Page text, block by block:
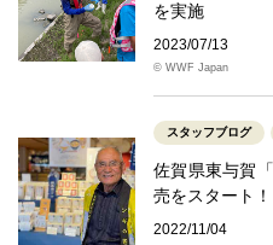
を実施
2023/07/13
© WWF Japan
スタッフブログ
佐賀県東与賀
売をスタート！
2022/11/04